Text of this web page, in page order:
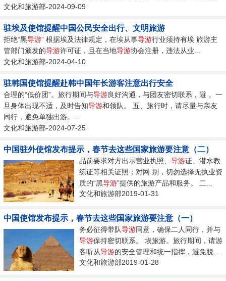
文化和旅游部-2024-09-09
驻埃及使馆提醒中国公民安全出行、文明旅游
拒绝“黑导游” 根据埃及法律规定，在埃从事导游行业须持有埃 旅游主
管部门颁发的导游许可证，且在当地导游协会注册，违法从业...
文化和旅游部-2024-04-10
驻韩国使馆提醒赴韩中国年长游客注意出行安全
合理的“低价团”。旅行期间与导游良好沟通，与团友密切联系，避 。一
旦身体出现不适，及时告知导游和领队。 五、旅行时，请尽量与亲友
同行，避免单独出游。...
文化和旅游部-2024-07-25
中国驻外使馆发布提示，春节去这些国家旅游要注意（二）
品前要求对方出示营业执照、 导游证、潜水教
练证等相关证照；对网 别，切勿选择无执业资
质的“黑导游”提供的旅游产品和服务。 二...
文化和旅游部2019-01-31
中国使馆发布提示，春节去这些国家旅游要注意（一）
务必征得带队导游同意，确保二人同行，并与
导游保持密切联系。 埃旅游。旅行期间，请游
客听从导游的安全管理和统一指挥，避免脱...
文化和旅游部2019-01-28